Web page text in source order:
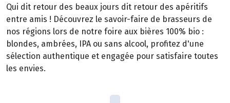
Qui dit retour des beaux jours dit retour des apéritifs
entre amis ! Découvrez le savoir-faire de brasseurs de
nos régions lors de notre foire aux bières 100% bio :
blondes, ambrées, IPA ou sans alcool, profitez d'une
sélection authentique et engagée pour satisfaire toutes
les envies.